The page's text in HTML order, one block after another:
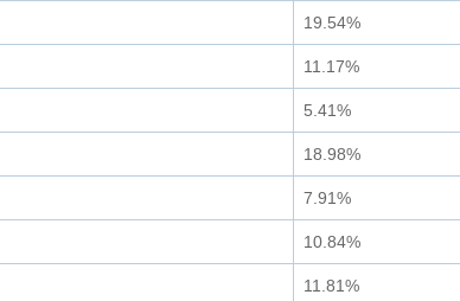
19.54%
11.17%
5.41%
18.98%
7.91%
10.84%
11.81%